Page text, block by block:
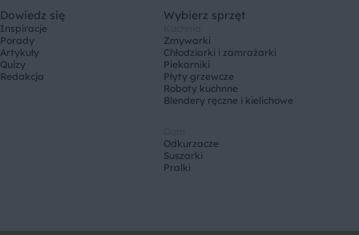
Dowiedz się
Inspiracje
Porady
Artykuły
Quizy
Redakcja
Wybierz sprzęt
Zmywarki
Chłodziarki i zamrażarki
Piekarniki
Płyty grzewcze
Roboty kuchnne
Blendery ręczne i kielichowe
Odkurzacze
Suszarki
Pralki